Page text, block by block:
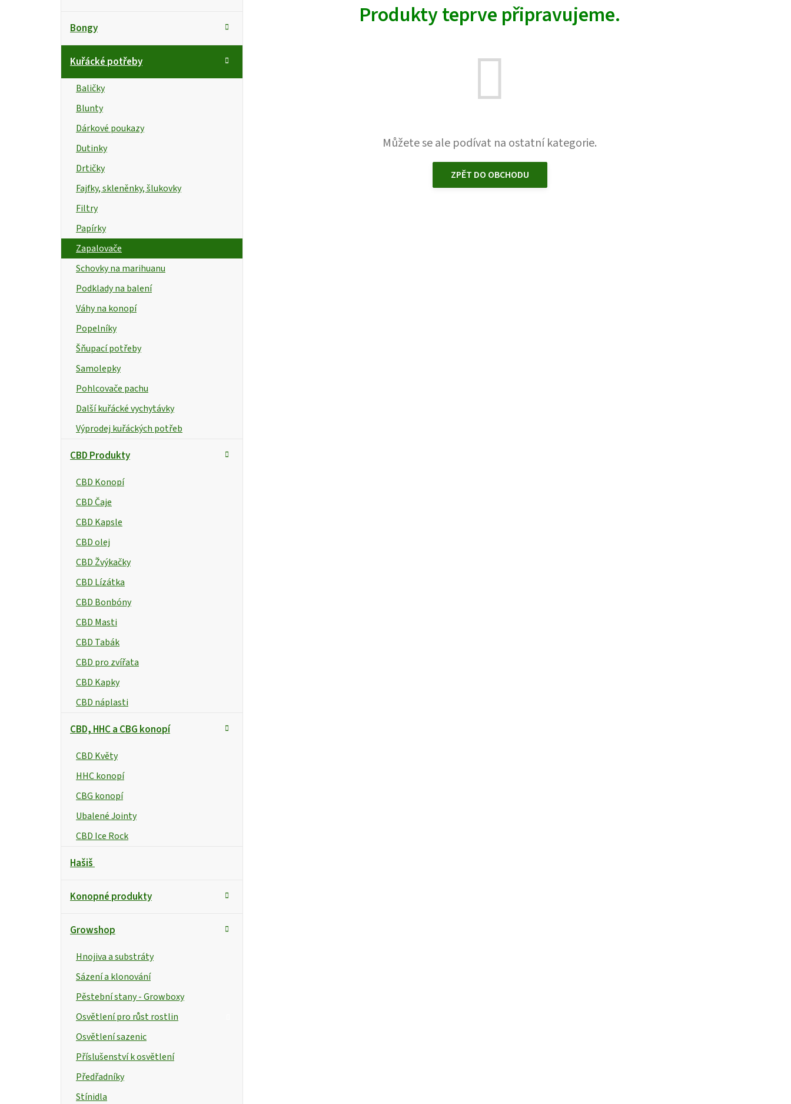
r
n
g
r
Bongy
Kuřácké potřeby
Baličky
Blunty
Dárkové poukazy
Dutinky
Drtičky
Fajfky, skleněnky, šlukovky
Filtry
Papírky
Zapalovače
Schovky na marihuanu
Podklady na balení
Váhy na konopí
Popelníky
Šňupací potřeby
Samolepky
Pohlcovače pachu
Další kuřácké vychytávky
Výprodej kuřáckých potřeb
CBD Produkty
CBD Konopí
CBD Čaje
CBD Kapsle
CBD olej
CBD Žvýkačky
CBD Lízátka
CBD Bonbóny
CBD Masti
CBD Tabák
CBD pro zvířata
CBD Kapky
CBD náplasti
CBD, HHC a CBG konopí
CBD Květy
HHC konopí
CBG konopí
Ubalené Jointy
CBD Ice Rock
Hašiš
Konopné produkty
Growshop
Hnojiva a substráty
Sázení a klonování
Pěstební stany - Growboxy
Osvětlení pro růst rostlin
Osvětlení sazenic
Příslušenství k osvětlení
Předřadníky
Stínidla
Produkty teprve připravujeme.
Můžete se ale podívat na ostatní kategorie.
ZPĚT DO OBCHODU